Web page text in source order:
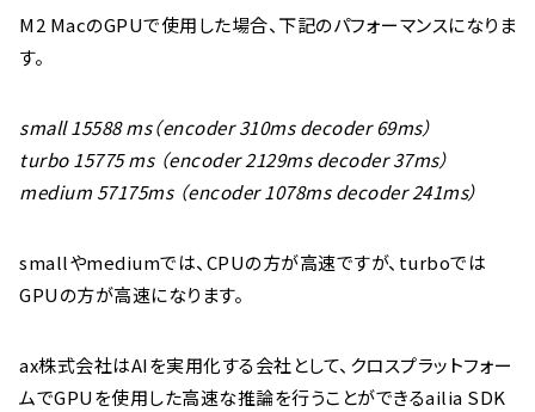
M2 MacのGPUで使用した場合、下記のパフォーマンスになりま
す。
small 15588 ms（encoder 310ms decoder 69ms）
turbo 15775 ms （encoder 2129ms decoder 37ms）
medium 57175ms （encoder 1078ms decoder 241ms）
smallやmediumでは、CPUの方が高速ですが、turboでは
GPUの方が高速になります。
ax株式会社はAIを実用化する会社として、クロスプラットフォー
ムでGPUを使用した高速な推論を行うことができるailia SDK